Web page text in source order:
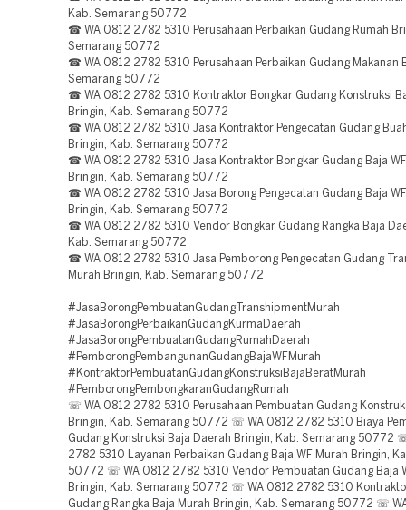
Kab. Semarang 50772
☎ WA 0812 2782 5310 Perusahaan Perbaikan Gudang Rumah
Semarang 50772
☎ WA 0812 2782 5310 Perusahaan Perbaikan Gudang Makanan
Semarang 50772
☎ WA 0812 2782 5310 Kontraktor Bongkar Gudang Konstruksi
Bringin, Kab. Semarang 50772
☎ WA 0812 2782 5310 Jasa Kontraktor Pengecatan Gudang
Bringin, Kab. Semarang 50772
☎ WA 0812 2782 5310 Jasa Kontraktor Bongkar Gudang Baja
Bringin, Kab. Semarang 50772
☎ WA 0812 2782 5310 Jasa Borong Pengecatan Gudang Baja
Bringin, Kab. Semarang 50772
☎ WA 0812 2782 5310 Vendor Bongkar Gudang Rangka Baja
Kab. Semarang 50772
☎ WA 0812 2782 5310 Jasa Pemborong Pengecatan Gudang
Murah Bringin, Kab. Semarang 50772
#JasaBorongPembuatanGudangTranshipmentMurah
#JasaBorongPerbaikanGudangKurmaDaerah
#JasaBorongPembuatanGudangRumahDaerah
#PemborongPembangunanGudangBajaWFMurah
#KontraktorPembuatanGudangKonstruksiBajaBeratMurah
#PemborongPembongkaranGudangRumah
☏ WA 0812 2782 5310 Perusahaan Pembuatan Gudang
Bringin, Kab. Semarang 50772 ☏ WA 0812 2782 5310 Biaya
Gudang Konstruksi Baja Daerah Bringin, Kab. Semarang 50772
2782 5310 Layanan Perbaikan Gudang Baja WF Murah Bringin,
50772 ☏ WA 0812 2782 5310 Vendor Pembuatan Gudang Baja
Bringin, Kab. Semarang 50772 ☏ WA 0812 2782 5310
Gudang Rangka Baja Murah Bringin, Kab. Semarang 50772 ☏